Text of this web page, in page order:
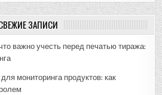
ЗАПИСИ
важно учесть перед печатью тиража:
мониторинга продуктов: как